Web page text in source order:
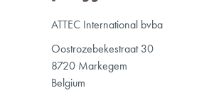
ATTEC International bvba
Oostrozebekestraat 30
8720 Markegem
Belgium